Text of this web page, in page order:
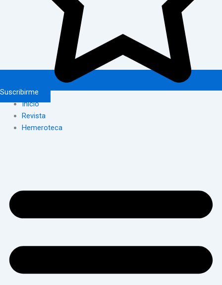
Suscribirme
Inicio
Revista
Hemeroteca